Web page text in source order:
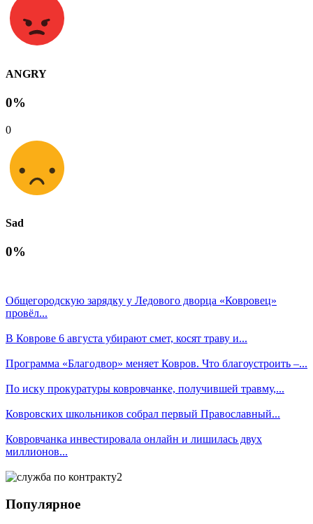
ANGRY
0%
0
Sad
0%
Общегородскую зарядку у Ледового дворца «Ковровец»
провёл...
В Коврове 6 августа убирают смет, косят траву и...
Программа «Благодвор» меняет Ковров. Что благоустроить –...
По иску прокуратуры ковровчанке, получившей травму,...
Ковровских школьников собрал первый Православный...
Ковровчанка инвестировала онлайн и лишилась двух
миллионов...
Популярное